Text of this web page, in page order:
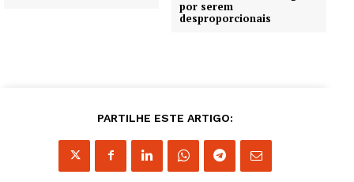
por serem
desproporcionais
PARTILHE ESTE ARTIGO: